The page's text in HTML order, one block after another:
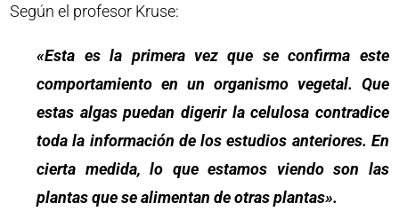
Según el profesor Kruse:
«Esta es la primera vez que se confirma este
comportamiento en un organismo vegetal. Que
estas algas puedan digerir la celulosa contradice
toda la información de los estudios anteriores. En
cierta medida, lo que estamos viendo son las
plantas que se alimentan de otras plantas».